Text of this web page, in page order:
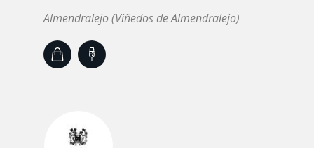
Almendralejo (Viñedos de Almendralejo)